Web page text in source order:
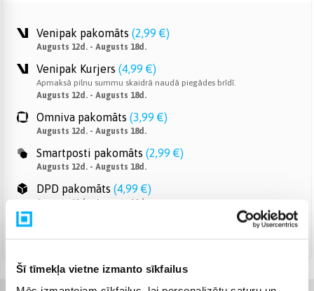
Šī tīmekļa vietne izmanto sīkfailus
Venipak pakomāts (2,99 €)
Augusts 12d. - Augusts 18d.
Venipak Kurjers (4,99 €)
Apmaksā pilnu summu skaidrā naudā piegādes brīdī.
Augusts 12d. - Augusts 18d.
Omniva pakomāts (3,99 €)
Augusts 12d. - Augusts 18d.
Smartposti pakomāts (2,99 €)
Augusts 12d. - Augusts 18d.
DPD pakomāts (4,99 €)
Augusts 12d. - Augusts 18d.